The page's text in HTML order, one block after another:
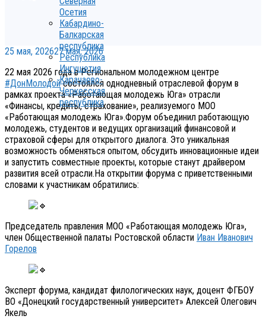
Осетия
Кабардино-
Балкарская
республика
Республика
Ингушетия
Карачаево-
Черкесская
республика
25 мая, 202627 мая, 2026
22 мая 2026 года в Региональном молодежном центре
#ДонМолодойсостоялся однодневный отраслевой форум в
рамках проекта «Работающая молодежь Юга» отрасли
«Финансы, кредиты, страхование», реализуемого МОО
«Работающая молодежь Юга».Форум объединил работающую
молодежь, студентов и ведущих организаций финансовой и
страховой сферы для открытого диалога. Это уникальная
возможность обменяться опытом, обсудить инновационные идеи
и запустить совместные проекты, которые станут драйвером
развития всей отрасли.На открытии форума с приветственными
словами к участникам обратились:
Председатель правления МОО «Работающая молодежь Юга»,
член Общественной палаты Ростовской области Иван Иванович
Горелов
Эксперт форума, кандидат филологических наук, доцент ФГБОУ
ВО «Донецкий государственный университет» Алексей Олегович
Якель